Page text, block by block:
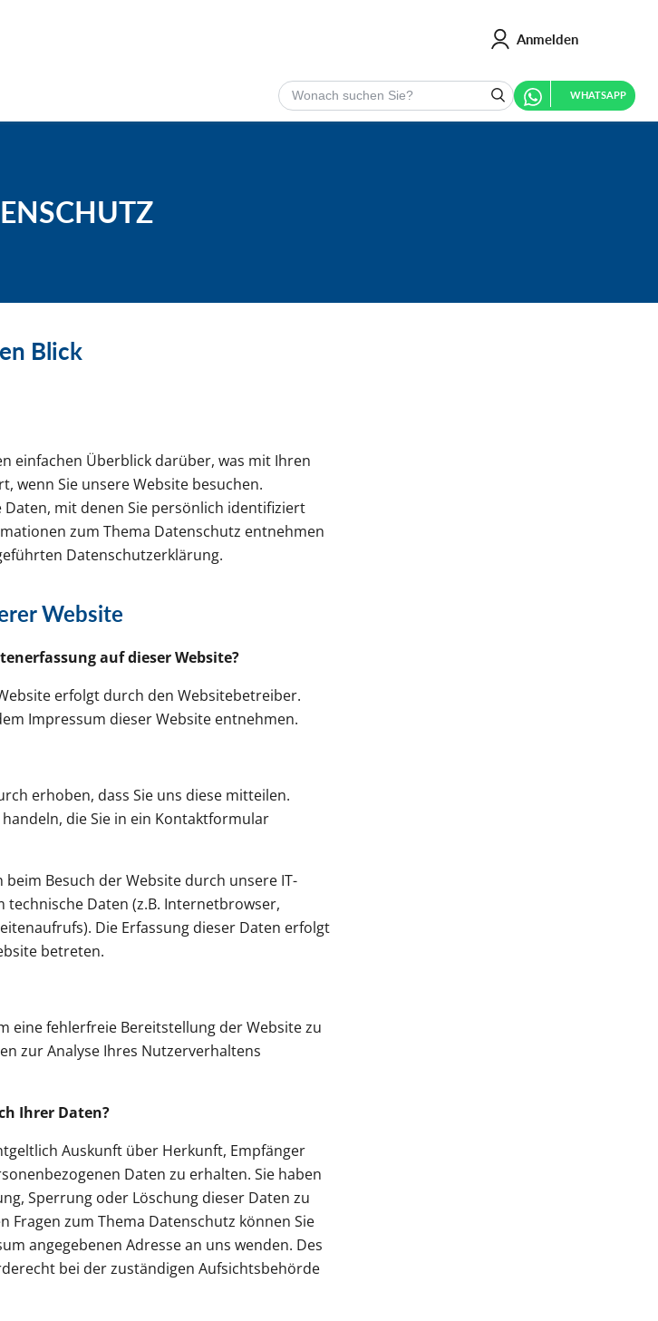
Anmelden
Suchen WHATSAPP
Blick
einfachen Überblick darüber, was mit Ihren
wenn Sie unsere Website besuchen.
mit denen Sie persönlich identifiziert
zum Thema Datenschutz entnehmen
Datenschutzerklärung.
Website
auf dieser Website?
erfolgt durch den Websitebetreiber.
Impressum dieser Website entnehmen.
erhoben, dass Sie uns diese mitteilen.
die Sie in ein Kontaktformular
Besuch der Website durch unsere IT-
technische Daten (z.B. Internetbrowser,
Die Erfassung dieser Daten erfolgt
betreten.
eine fehlerfreie Bereitstellung der Website zu
zur Analyse Ihres Nutzerverhaltens
Ihrer Daten?
Auskunft über Herkunft, Empfänger
Daten zu erhalten. Sie haben
Sperrung oder Löschung dieser Daten zu
Fragen zum Thema Datenschutz können Sie
angegebenen Adresse an uns wenden. Des
bei der zuständigen Aufsichtsbehörde